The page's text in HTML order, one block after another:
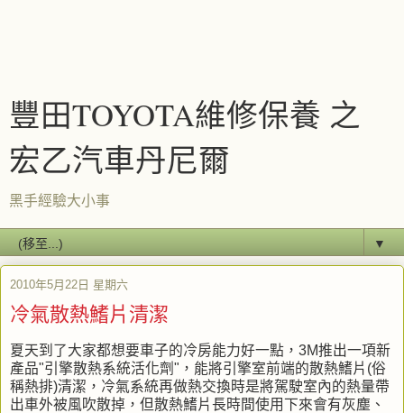
豐田TOYOTA維修保養 之
宏乙汽車丹尼爾
黑手經驗大小事
▼
2010年5月22日 星期六
冷氣散熱鰭片清潔
夏天到了大家都想要車子的冷房能力好一點，3M推出一項新
產品"引擎散熱系統活化劑"，能將引擎室前端的散熱鰭片(俗
稱熱排)清潔，冷氣系統再做熱交換時是將駕駛室內的熱量帶
出車外被風吹散掉，但散熱鰭片長時間使用下來會有灰塵、